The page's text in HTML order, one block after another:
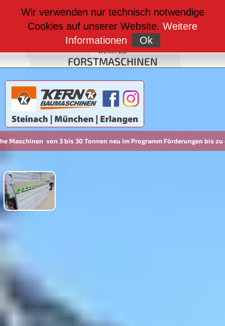
Tonnen neu im Programm Förderungen bis zu 45% möglich
BAUMASCHINEN
weiter zu:
FAHRZEUGBAU
weiter zu:
FORSTMASCHINEN
Wir verwenden nur technisch notwendige
Cookies auf unserer Website. Weitere
Informationen
Ok